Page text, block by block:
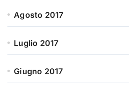
Agosto 2017
Luglio 2017
Giugno 2017